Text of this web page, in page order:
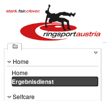
Home
Home
Ergebnisdienst
Selfcare